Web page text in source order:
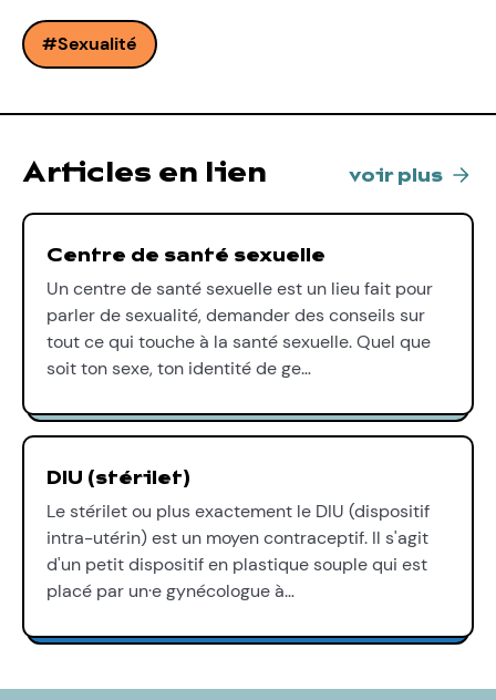
Sexualité
Articles en lien voir plus
Centre de santé sexuelle
Un centre de santé sexuelle est un lieu fait pour
parler de sexualité, demander des conseils sur
tout ce qui touche à la santé sexuelle. Quel que
soit ton sexe, ton identité de ge…
DIU (stérilet)
Le stérilet ou plus exactement le DIU (dispositif
intra-utérin) est un moyen contraceptif. Il s'agit
d'un petit dispositif en plastique souple qui est
placé par un·e gynécologue à…